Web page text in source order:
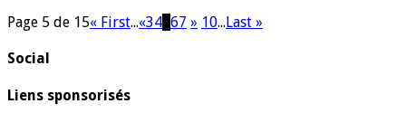
Page 5 de 15« First...«34 67 » 10...Last »
Social
Liens sponsorisés